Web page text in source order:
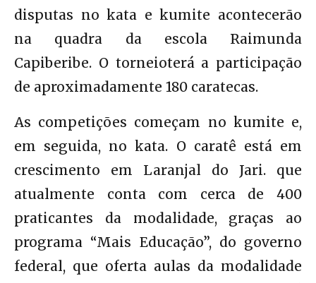
disputas no kata e kumite acontecerão
na quadra da escola Raimunda
Capiberibe. O torneioterá a participação
de aproximadamente 180 caratecas.
As competições começam no kumite e,
em seguida, no kata. O caratê está em
crescimento em Laranjal do Jari. que
atualmente conta com cerca de 400
praticantes da modalidade, graças ao
programa “Mais Educação”, do governo
federal, que oferta aulas da modalidade